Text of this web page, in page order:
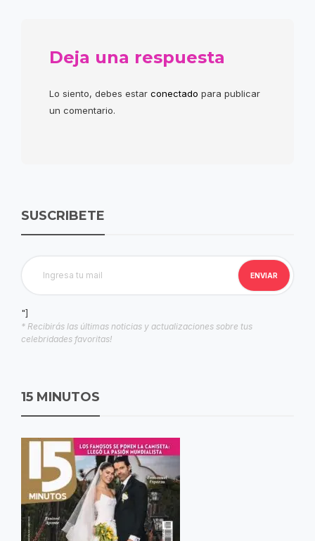
Deja una respuesta
Lo siento, debes estar conectado para publicar
un comentario.
SUSCRIBETE
"]
* Recibirás las últimas noticias y actualizaciones sobre tus
celebridades favoritas!
15 MINUTOS